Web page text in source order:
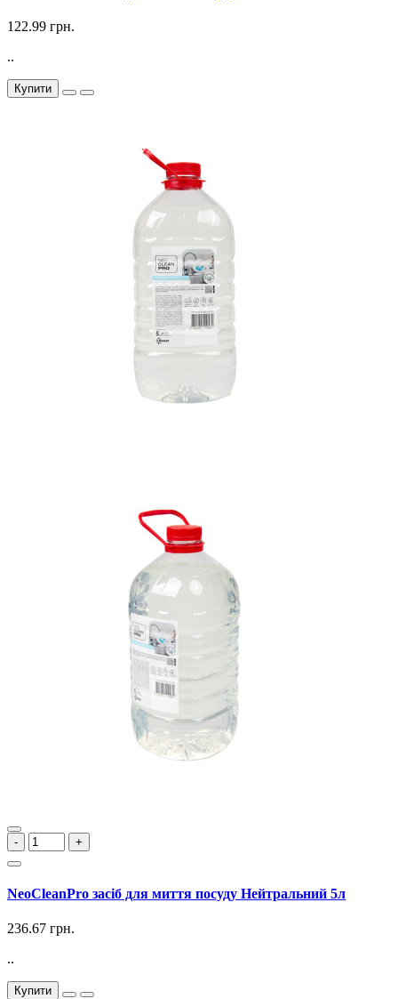
122.99 грн.
..
Купити
- +
NeoCleanPro засіб для миття посуду Нейтральний 5л
236.67 грн.
..
Купити